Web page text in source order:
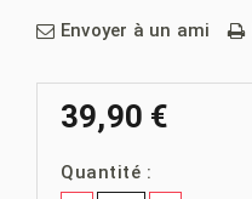
Envoyer à un ami
39,90 €
Quantité :